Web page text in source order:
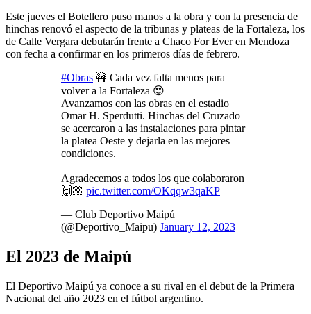
Este jueves el Botellero puso manos a la obra y con la presencia de
hinchas renovó el aspecto de la tribunas y plateas de la Fortaleza, los
de Calle Vergara debutarán frente a Chaco For Ever en Mendoza
con fecha a confirmar en los primeros días de febrero.
#Obras 🚧 Cada vez falta menos para
volver a la Fortaleza 😍
Avanzamos con las obras en el estadio
Omar H. Sperdutti. Hinchas del Cruzado
se acercaron a las instalaciones para pintar
la platea Oeste y dejarla en las mejores
condiciones.
Agradecemos a todos los que colaboraron
🙌🏼 pic.twitter.com/OKqqw3qaKP
— Club Deportivo Maipú
(@Deportivo_Maipu) January 12, 2023
El 2023 de Maipú
El Deportivo Maipú ya conoce a su rival en el debut de la Primera
Nacional del año 2023 en el fútbol argentino.